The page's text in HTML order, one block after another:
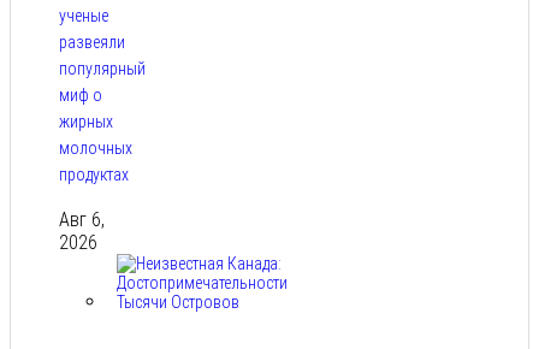
ученые
развеяли
популярный
миф о
жирных
молочных
продуктах
Авг 6,
2026